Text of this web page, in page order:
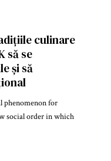
culinare
să se
și să
phenomenon for
social order in which